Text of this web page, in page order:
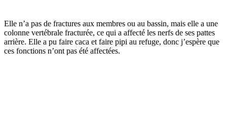
Elle n’a pas de fractures aux membres ou au bassin, mais elle a une
colonne vertébrale fracturée, ce qui a affecté les nerfs de ses pattes
arrière. Elle a pu faire caca et faire pipi au refuge, donc j’espère que
ces fonctions n’ont pas été affectées.